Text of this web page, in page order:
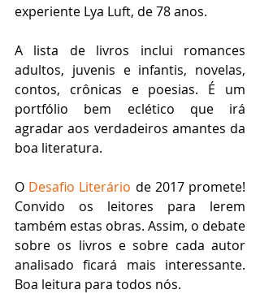
experiente Lya Luft, de 78 anos.
A lista de livros inclui romances
adultos, juvenis e infantis, novelas,
contos, crônicas e poesias. É um
portfólio bem eclético que irá
agradar aos verdadeiros amantes da
boa literatura.
O Desafio Literário de 2017 promete!
Convido os leitores para lerem
também estas obras. Assim, o debate
sobre os livros e sobre cada autor
analisado ficará mais interessante.
Boa leitura para todos nós.